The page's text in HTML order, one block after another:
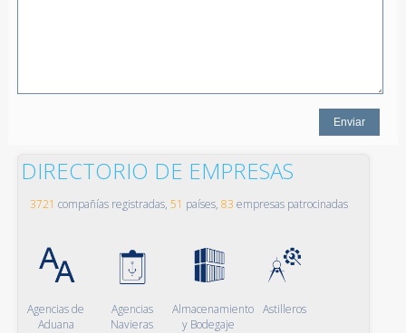
DIRECTORIO DE EMPRESAS
3721 compañías registradas, 51 países, 83 empresas patrocinadas
Agencias de
Aduana
Agencias
Navieras
Almacenamiento
y Bodegaje
Astilleros